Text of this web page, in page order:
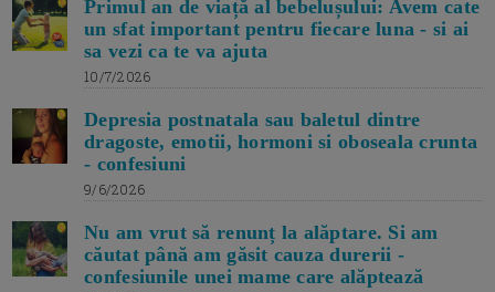
Primul an de viață al bebelușului: Avem cate
un sfat important pentru fiecare luna - si ai
sa vezi ca te va ajuta
10/7/2026
Depresia postnatala sau baletul dintre
dragoste, emotii, hormoni si oboseala crunta
- confesiuni
9/6/2026
Nu am vrut să renunț la alăptare. Si am
căutat până am găsit cauza durerii -
confesiunile unei mame care alăptează